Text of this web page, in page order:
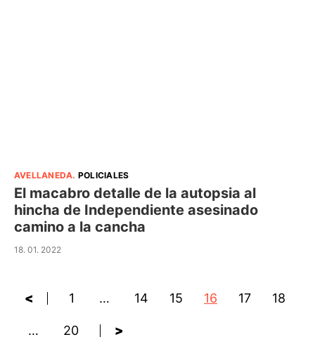
AVELLANEDA. POLICIALES
El macabro detalle de la autopsia al
hincha de Independiente asesinado
camino a la cancha
18. 01. 2022
< 1 … 14 15 16 17 18
… 20 >